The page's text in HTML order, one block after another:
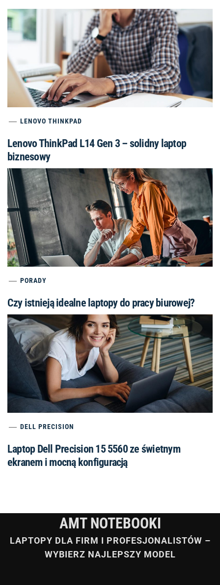
LENOVO THINKPAD
Lenovo ThinkPad L14 Gen 3 – solidny laptop
biznesowy
PORADY
Czy istnieją idealne laptopy do pracy biurowej?
DELL PRECISION
Laptop Dell Precision 15 5560 ze świetnym
ekranem i mocną konfiguracją
AMT NOTEBOOKI
LAPTOPY DLA FIRM I PROFESJONALISTÓW –
WYBIERZ NAJLEPSZY MODEL